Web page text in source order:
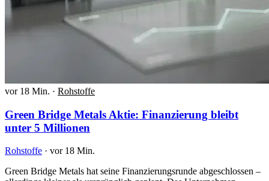
vor 18 Min. · Rohstoffe
Green Bridge Metals Aktie: Finanzierung bleibt
unter 5 Millionen
Rohstoffe · vor 18 Min.
Green Bridge Metals hat seine Finanzierungsrunde abgeschlossen –